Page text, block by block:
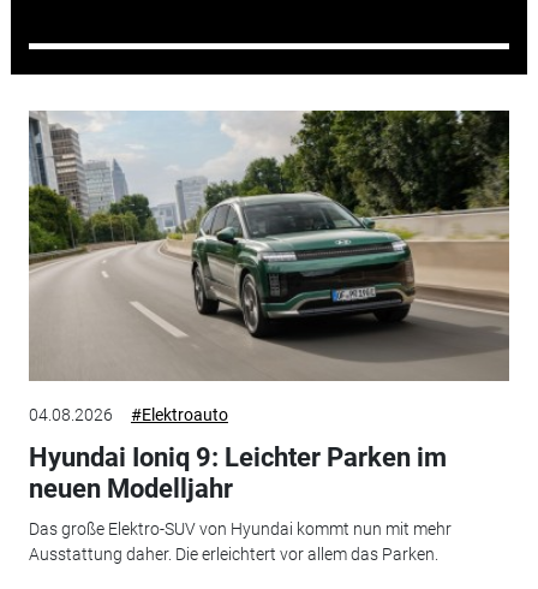
04.08.2026 #Elektroauto
Hyundai Ioniq 9: Leichter Parken im
neuen Modelljahr
Das große Elektro-SUV von Hyundai kommt nun mit mehr
Ausstattung daher. Die erleichtert vor allem das Parken.